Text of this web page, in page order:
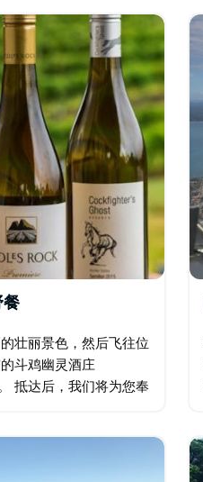
餐
壮丽景色，然后飞往位
斗鸡幽灵酒庄
抵达后，我们将为您奉